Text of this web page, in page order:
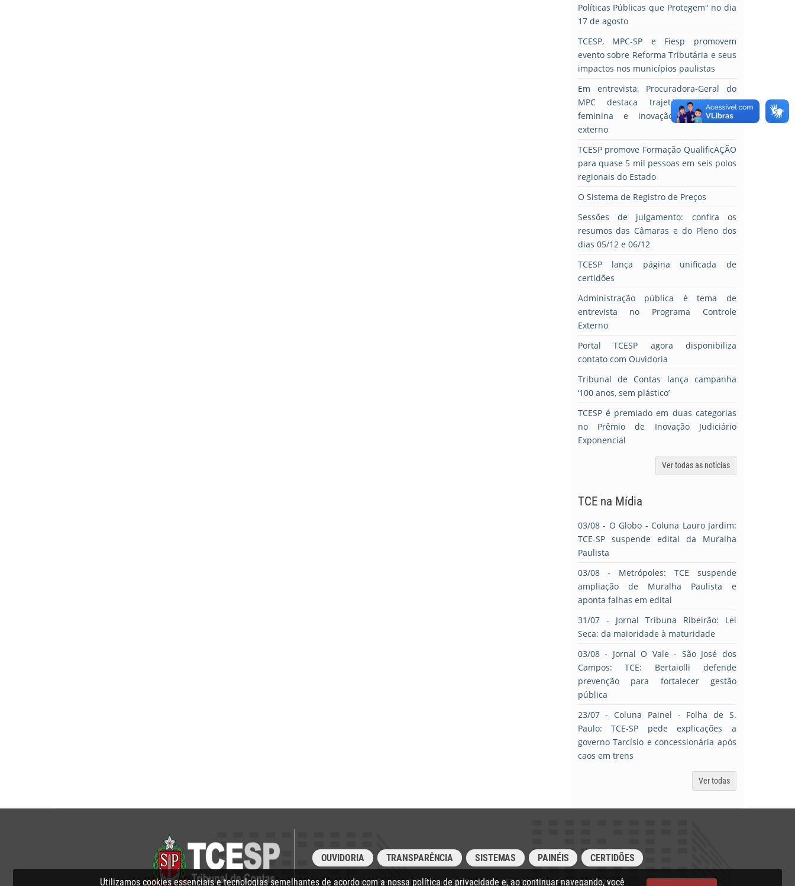
Políticas Públicas que Protegem" no dia
17 de agosto
TCESP, MPC-SP e Fiesp promovem
evento sobre Reforma Tributária e seus
impactos nos municípios paulistas
Em entrevista, Procuradora-Geral do
MPC destaca trajetória, liderança
feminina e inovação no controle
externo
TCESP promove Formação QualificAÇÃO
para quase 5 mil pessoas em seis polos
regionais do Estado
O Sistema de Registro de Preços
Sessões de julgamento: confira os
resumos das Câmaras e do Pleno dos
dias 05/12 e 06/12
TCESP lança página unificada de
certidões
Administração pública é tema de
entrevista no Programa Controle
Externo
Portal TCESP agora disponibiliza
contato com Ouvidoria
Tribunal de Contas lança campanha
‘100 anos, sem plástico’
TCESP é premiado em duas categorias
no Prêmio de Inovação Judiciário
Exponencial
Ver todas as notícias
TCE na Mídia
03/08- O Globo - Coluna Lauro Jardim:
TCE-SP suspende edital da Muralha
Paulista
03/08- Metrópoles: TCE suspende
ampliação de Muralha Paulista e
aponta falhas em edital
31/07- Jornal Tribuna Ribeirão: Lei
Seca: da maioridade à maturidade
03/08- Jornal O Vale - São José dos
Campos: TCE: Bertaiolli defende
prevenção para fortalecer gestão
pública
23/07- Coluna Painel - Folha de S.
Paulo: TCE-SP pede explicações a
governo Tarcísio e concessionária após
caos em trens
Ver todas
OUVIDORIA TRANSPARÊNCIA SISTEMAS PAINÉIS CERTIDÕES
Av. Rangel Pestana, 315 - Centro, São Paulo/SP - CEP 01017-906 | PABX: 3292‑3266
Utilizamos cookies essenciais e tecnologias semelhantes de acordo com a nossapolítica de privacidade e, ao continuar navegando, você